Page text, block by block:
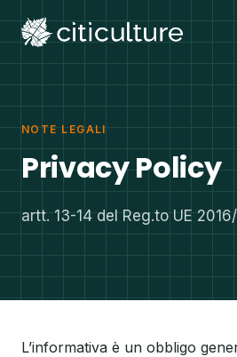
NOTE LEGALI
Privacy Policy
artt. 13-14 del Reg.to UE
L’informativa è un obbligo